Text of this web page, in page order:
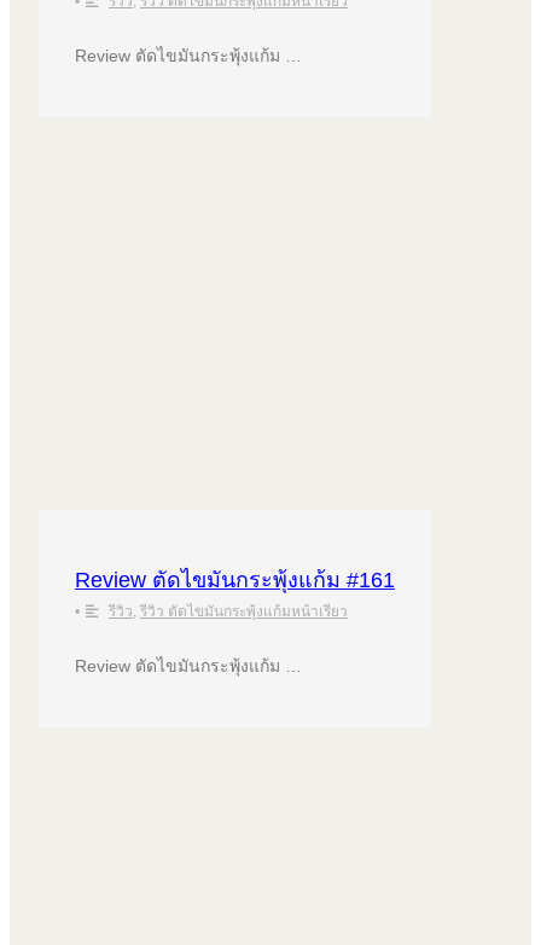
Review ตัดไขมันกระพุ้งแก้ม …
Review ตัดไขมันกระพุ้งแก้ม #161
• รีวิว, รีวิว ตัดไขมันกระพุ้งแก้มหน้าเรียว
Review ตัดไขมันกระพุ้งแก้ม …